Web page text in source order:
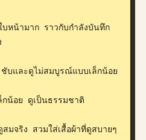
บหน้ามาก ราวกับกำลังบันทึก
ชับและดูไม่สมบูรณ์แบบเล็กน้อย
น้อย ดูเป็นธรรมชาติ
มจริง สวมใส่เสื้อผ้าที่ดูสบายๆ